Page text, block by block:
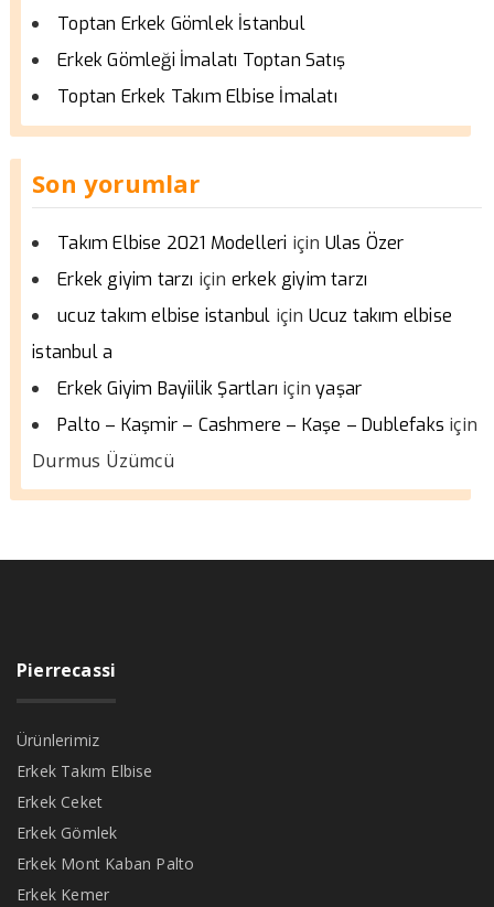
Toptan Erkek Gömlek İstanbul
Erkek Gömleği İmalatı Toptan Satış
Toptan Erkek Takım Elbise İmalatı
Son yorumlar
Takım Elbise 2021 Modelleri için Ulas Özer
Erkek giyim tarzı için erkek giyim tarzı
ucuz takım elbise istanbul için Ucuz takım elbise
istanbul a
Erkek Giyim Bayiilik Şartları içinyaşar
Palto – Kaşmir – Cashmere – Kaşe – Dublefaks için
Durmus Üzümcü
Pierrecassi
Ürünlerimiz
Erkek Takım Elbise
Erkek Ceket
Erkek Gömlek
Erkek Mont Kaban Palto
Erkek Kemer